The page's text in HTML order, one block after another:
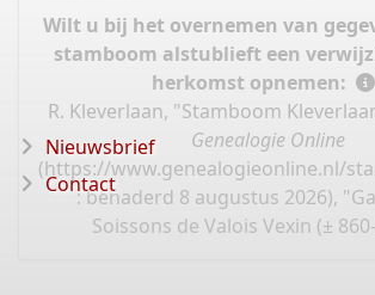
Wilt u bij het overnemen van
stamboom alstublieft een
herkomst opnemen:
R. Kleverlaan, "Stamboom
Genealogie Online
(https://www.genealogieonline.nl/
: benaderd 8 augustus 2026),
Soissons de Valois Vexin (±
Nieuwsbrief
Contact